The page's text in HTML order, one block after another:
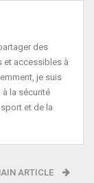
des
et accessibles à
je suis
la sécurité
et de la
ARTICLE